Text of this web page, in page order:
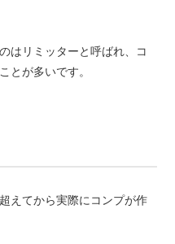
はリミッターと呼ばれ、コ
とが多いです。
えてから実際にコンプが作